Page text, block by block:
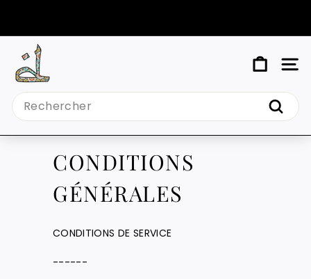
contenu
Pause
M
Y
T
I
Search
CONDITIONS
GÉNÉRALES
CONDITIONS DE SERVICE
------